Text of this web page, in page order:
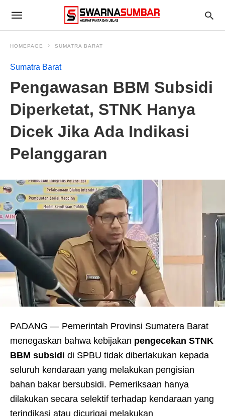
HOMEPAGE SUMATRA BARAT
Sumatra Barat
Pengawasan BBM Subsidi
Diperketat, STNK Hanya
Dicek Jika Ada Indikasi
Pelanggaran
PADANG — Pemerintah Provinsi Sumatera Barat
menegaskan bahwa kebijakan pengecekan STNK
BBM subsidi di SPBU tidak diberlakukan kepada
seluruh kendaraan yang melakukan pengisian
bahan bakar bersubsidi. Pemeriksaan hanya
dilakukan secara selektif terhadap kendaraan yang
terindikasi atau dicurigai melakukan